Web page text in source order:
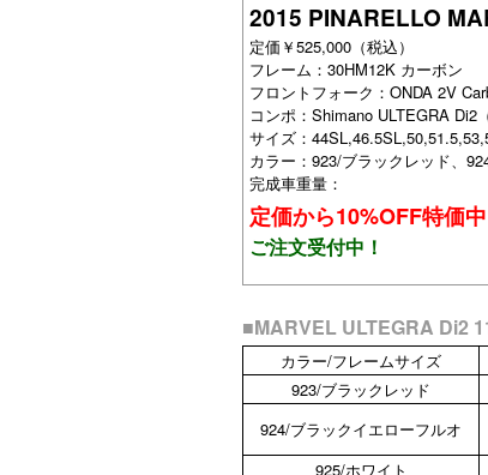
2015 PINARELLO
定価￥525,000（税込）
フレーム：30HM12K カーボン
フロントフォーク：ONDA 2V
コンポ：Shimano ULTEGRA
サイズ：
カラー：923/ブラックレッド、
完成車重量：
定価から10%OFF特価
ご注文受付中！
■MARVEL ULTEGRA Di2
カラー/フレームサイズ
923/ブラックレッド
924/ブラックイエローフルオ
925/ホワイト